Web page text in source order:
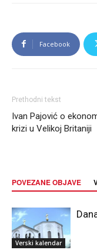
Facebook
Prethodni tekst
Ivan Pajović o
krizi u Velikoj Britaniji
POVEZANE OBJAVE
Verski kalendar